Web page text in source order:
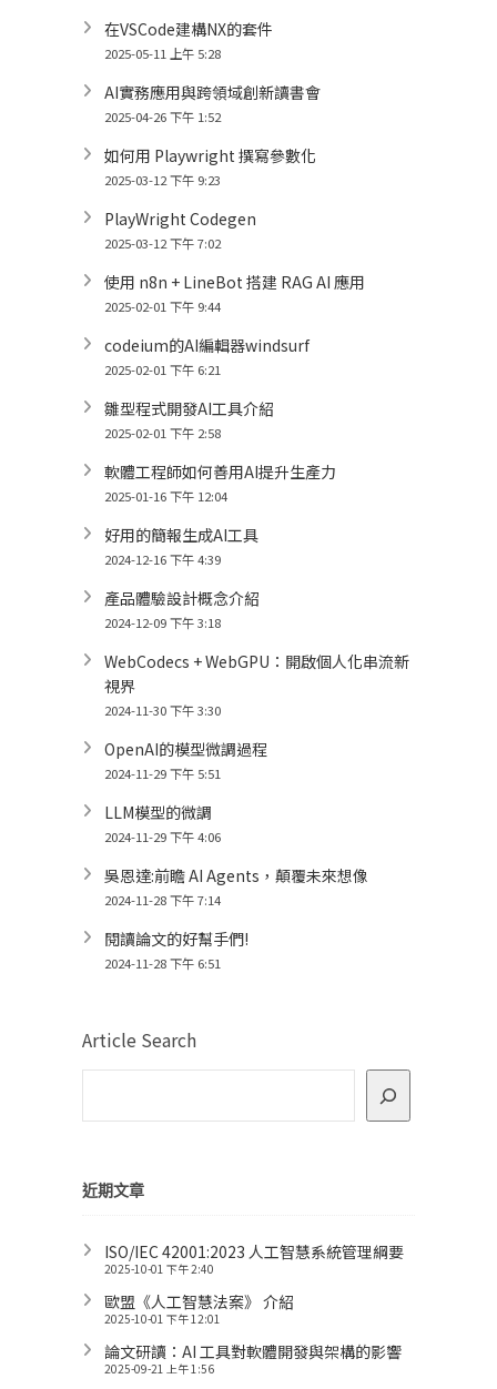
在VSCode建構NX的套件
2025-05-11 上午 5:28
AI實務應用與跨領域創新讀書會
2025-04-26 下午 1:52
如何用 Playwright 撰寫參數化
2025-03-12 下午 9:23
PlayWright Codegen
2025-03-12 下午 7:02
使用 n8n + LineBot 搭建 RAG AI 應用
2025-02-01 下午 9:44
codeium的AI編輯器windsurf
2025-02-01 下午 6:21
雛型程式開發AI工具介紹
2025-02-01 下午 2:58
軟體工程師如何善用AI提升生產力
2025-01-16 下午 12:04
好用的簡報生成AI工具
2024-12-16 下午 4:39
產品體驗設計概念介紹
2024-12-09 下午 3:18
WebCodecs + WebGPU：開啟個人化串流新
視界
2024-11-30 下午 3:30
OpenAI的模型微調過程
2024-11-29 下午 5:51
LLM模型的微調
2024-11-29 下午 4:06
吳恩達:前瞻 AI Agents，顛覆未來想像
2024-11-28 下午 7:14
閱讀論文的好幫手們!
2024-11-28 下午 6:51
Article Search
近期文章
ISO/IEC 42001:2023 人工智慧系統管理綱要
2025-10-01 下午 2:40
歐盟《人工智慧法案》 介紹
2025-10-01 下午 12:01
論文研讀：AI 工具對軟體開發與架構的影響
2025-09-21 上午 1:56